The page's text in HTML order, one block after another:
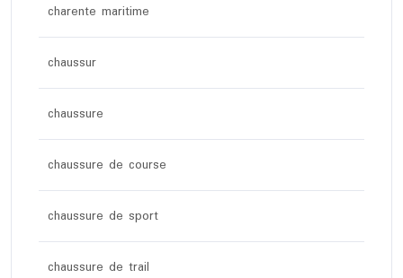
charente maritime
chaussur
chaussure
chaussure de course
chaussure de sport
chaussure de trail